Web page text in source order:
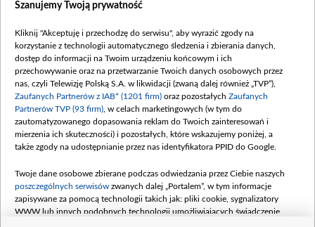
Opinie
Białoruś / Polska
Czytelnia
Centrum Europy
O nas
Kontakt
Informacje o nadawcy
Serwisy partnerskie
belsat.eu
slava.tv
Szanujemy Twoją prywatność
Kliknij "Akceptuję i przechodzę do serwisu", aby wyrazić zgody na
korzystanie z technologii automatycznego śledzenia i zbierania danych,
dostęp do informacji na Twoim urządzeniu końcowym i ich
przechowywanie oraz na przetwarzanie Twoich danych osobowych przez
nas, czyli Telewizję Polską S.A. w likwidacji (zwaną dalej również „TVP”),
Zaufanych Partnerów z IAB* (1201 firm) oraz pozostałych Zaufanych
Partnerów TVP (93 firm) , w celach marketingowych (w tym do
zautomatyzowanego dopasowania reklam do Twoich zainteresowań i
mierzenia ich skuteczności) i pozostałych, które wskazujemy poniżej, a
także zgody na udostępnianie przez nas identyfikatora PPID do Google.
Twoje dane osobowe zbierane podczas odwiedzania przez Ciebie naszych
poszczególnych serwisów zwanych dalej „Portalem”, w tym informacje
zapisywane za pomocą technologii takich jak: pliki cookie, sygnalizatory
WWW lub innych podobnych technologii umożliwiających świadczenie